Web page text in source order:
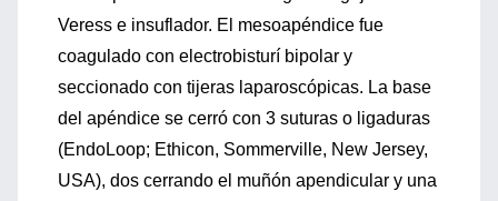
Veress e insuflador. El mesoapéndice fue
coagulado con electrobisturí bipolar y
seccionado con tijeras laparoscópicas. La base
del apéndice se cerró con 3 suturas o ligaduras
(EndoLoop; Ethicon, Sommerville, New Jersey,
USA), dos cerrando el muñón apendicular y una